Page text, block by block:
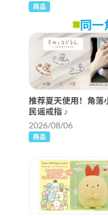
商品
同一
推荐夏天使用！角落
民谣戒指 ♪
2026/08/06
商品